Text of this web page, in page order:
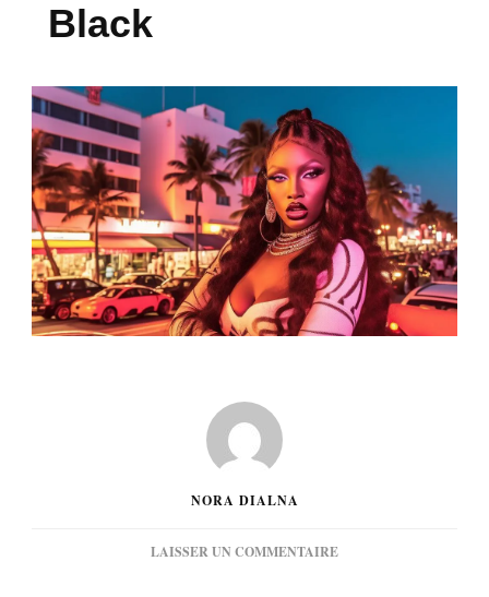
Black
NORA DIALNA
LAISSER UN COMMENTAIRESUR